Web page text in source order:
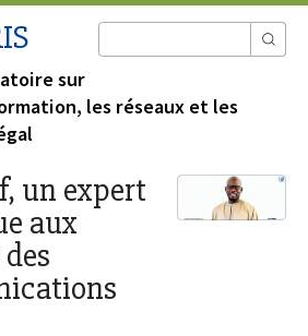
sur
les réseaux et les
un expert
aux